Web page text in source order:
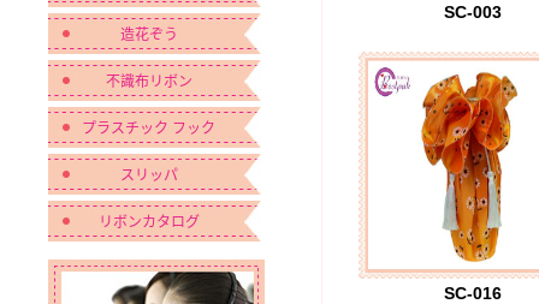
造花ぞう
不識布リボン
プラスチック フック
スリッパ
リボンカタログ
SC-003
SC-016